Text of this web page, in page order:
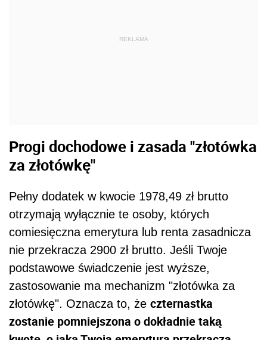
REKLAMA
Progi dochodowe i zasada "złotówka
za złotówkę"
Pełny dodatek w kwocie 1978,49 zł brutto
otrzymają wyłącznie te osoby, których
comiesięczna emerytura lub renta zasadnicza
nie przekracza 2900 zł brutto. Jeśli Twoje
podstawowe świadczenie jest wyższe,
zastosowanie ma mechanizm "złotówka za
złotówkę". Oznacza to, że czternastka
zostanie pomniejszona o dokładnie taką